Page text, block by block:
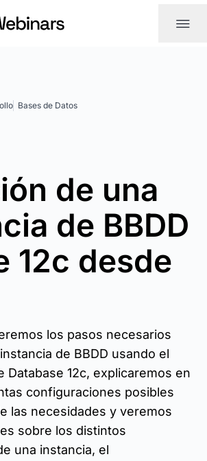
|||
Bases de Datos
de una
de BBDD
12c desde
los pasos necesarios
de BBDD usando el
Database 12c, explicaremos en
configuraciones posibles
las necesidades y veremos
sobre los distintos
una instancia, el